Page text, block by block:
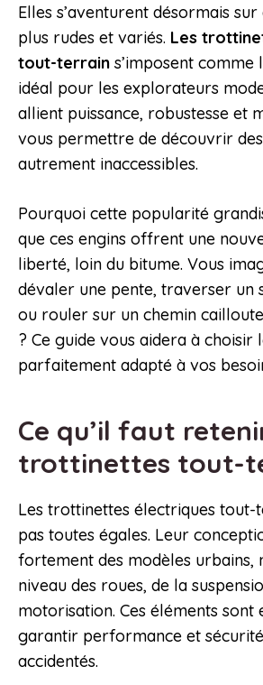
Elles s’aventurent désormais sur
plus rudes et variés. Les
tout-terrain s’imposent
idéal pour les explorateurs
allient puissance, robustesse et
vous permettre de découvrir
autrement inaccessibles.
Pourquoi cette popularité
que ces engins offrent une
liberté, loin du bitume. Vous
dévaler une pente, traverser un
ou rouler sur un chemin
? Ce guide vous aidera à choisir
parfaitement adapté à vos
Ce qu’il faut
trottinettes tout-
Les trottinettes électriques tout-
pas toutes égales. Leur
fortement des modèles urbains,
niveau des roues, de la
motorisation. Ces éléments sont
garantir performance et
accidentés.